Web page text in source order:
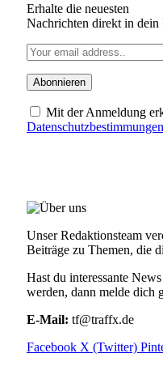
Erhalte die neuesten
Nachrichten direkt in dein
Mit der Anmeldung
Datenschutzbestimmungen
Unser Redaktionsteam
Beiträge zu Themen, die
Hast du interessante
werden, dann melde dich
E-Mail: tf@traffx.de
Facebook X (Twitter)